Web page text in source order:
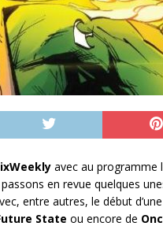
avec au programme
en revue quelques
entre autres, le début
State ou encore de